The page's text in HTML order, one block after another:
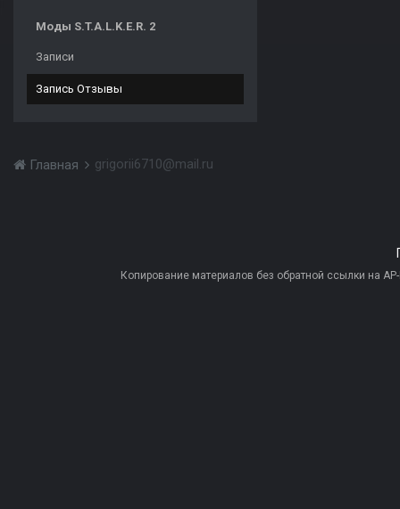
Моды S.T.A.L.K.E.R. 2
Записи
Запись Отзывы
Главная grigorii6710@mail.ru
Копирование материалов без обратной ссылки на